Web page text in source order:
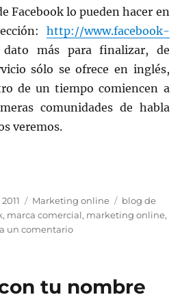
Facebook lo pueden hacer en
http://www.facebook-
más para finalizar, de
sólo se ofrece en inglés,
de un tiempo comiencen a
comunidades de habla
veremos.
Categorías
Marketing online Etiquetas
blog de
, marca comercial, marketing online,
un comentarioen
los
tu nombre